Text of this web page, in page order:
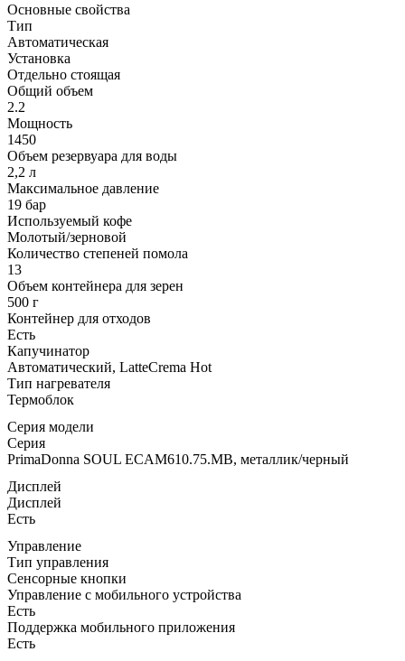
Основные свойства
Тип
Автоматическая
Установка
Отдельно стоящая
Общий объем
2.2
Мощность
1450
Объем резервуара для воды
2,2 л
Максимальное давление
19 бар
Используемый кофе
Молотый/зерновой
Количество степеней помола
13
Объем контейнера для зерен
500 г
Контейнер для отходов
Есть
Капучинатор
Автоматический, LatteCrema Hot
Тип нагревателя
Термоблок
Серия модели
Серия
PrimaDonna SOUL ECAM610.75.MB, металлик/черный
Дисплей
Дисплей
Есть
Управление
Тип управления
Сенсорные кнопки
Управление c мобильного устройства
Есть
Поддержка мобильного приложения
Есть